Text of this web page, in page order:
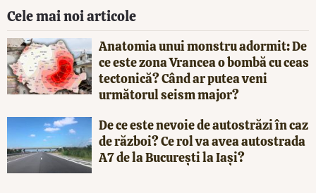
Cele mai noi articole
Anatomia unui monstru adormit: De
ce este zona Vrancea o bombă cu ceas
tectonică? Când ar putea veni
următorul seism major?
De ce este nevoie de autostrăzi în caz
de război? Ce rol va avea autostrada
A7 de la București la Iași?